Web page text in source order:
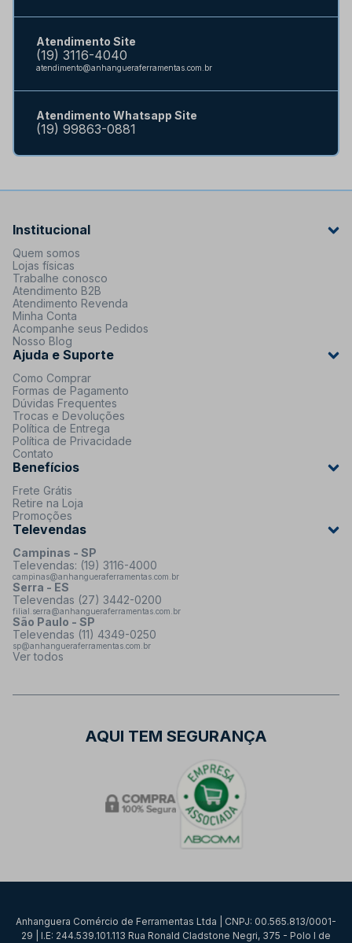
Atendimento Site
(19) 3116-4040
atendimento@anhangueraferramentas.com.br
Atendimento Whatsapp Site
(19) 99863-0881
Institucional
Quem somos
Lojas físicas
Trabalhe conosco
Atendimento B2B
Atendimento Revenda
Minha Conta
Acompanhe seus Pedidos
Nosso Blog
Ajuda e Suporte
Como Comprar
Formas de Pagamento
Dúvidas Frequentes
Trocas e Devoluções
Política de Entrega
Política de Privacidade
Contato
Benefícios
Frete Grátis
Retire na Loja
Promoções
Televendas
Campinas - SP
Televendas: (19) 3116-4000
campinas@anhangueraferramentas.com.br
Serra - ES
Televendas (27) 3442-0200
filial.serra@anhangueraferramentas.com.br
São Paulo - SP
Televendas (11) 4349-0250
sp@anhangueraferramentas.com.br
Ver todos
AQUI TEM SEGURANÇA
Anhanguera Comércio de Ferramentas Ltda | CNPJ: 00.565.813/0001-
29 | I.E: 244.539.101.113 Rua Ronald Cladstone Negri, 375 - Polo I de